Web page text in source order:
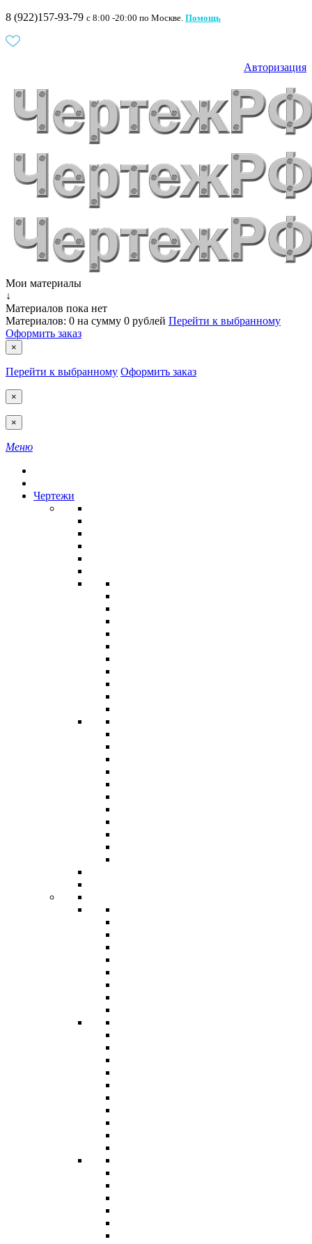
8 (922)157-93-79 c 8:00 -20:00 по Москве. Помощь
Авторизация
Мои материалы
↓
Материалов пока нет
Материалов: 0 на сумму 0 рублей Перейти к выбранному
Оформить заказ
×
Перейти к выбранному Оформить заказ
×
×
Меню
Чертежи